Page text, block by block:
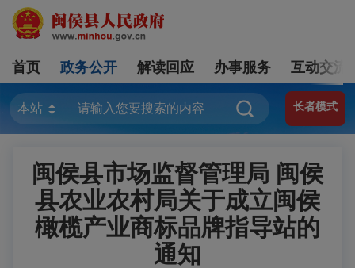
首页 政务公开 解读回应 办事服务 互动交流
长者模式
闽侯县市场监督管理局 闽侯
县农业农村局关于成立闽侯
橄榄产业商标品牌指导站的
通知